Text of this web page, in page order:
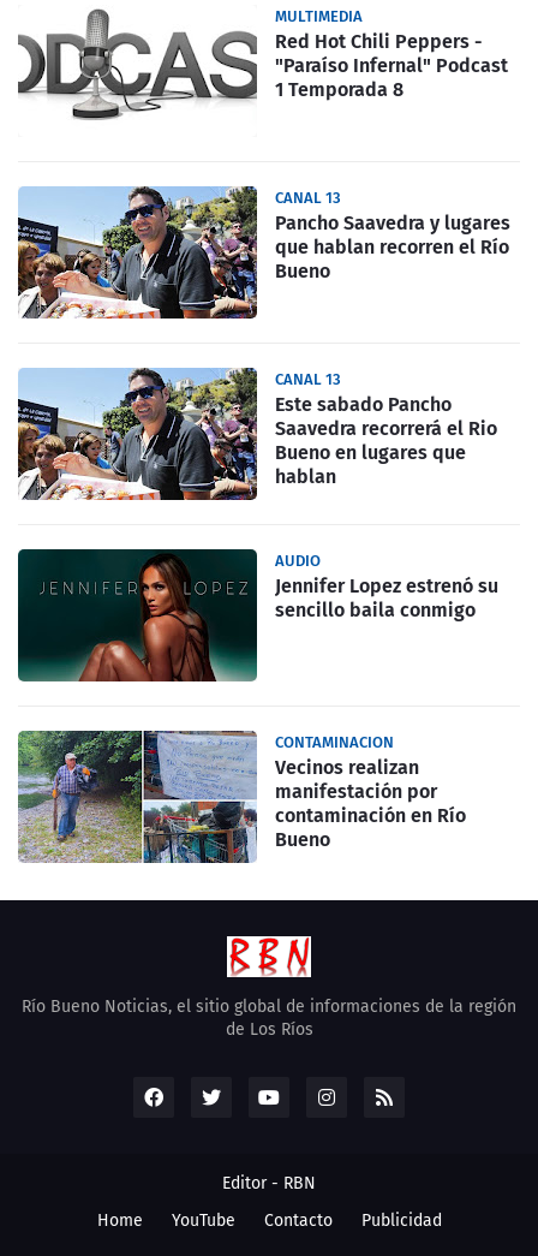
MULTIMEDIA
Red Hot Chili Peppers -
"Paraíso Infernal" Podcast
1 Temporada 8
CANAL 13
Pancho Saavedra y lugares
que hablan recorren el Río
Bueno
CANAL 13
Este sabado Pancho
Saavedra recorrerá el Rio
Bueno en lugares que
hablan
AUDIO
Jennifer Lopez estrenó su
sencillo baila conmigo
CONTAMINACION
Vecinos realizan
manifestación por
contaminación en Río
Bueno
Río Bueno Noticias, el sitio global de informaciones de la región
de Los Ríos
Editor - RBN
Home
YouTube Contacto Publicidad